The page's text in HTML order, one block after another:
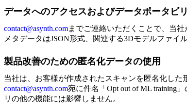
データへのアクセスおよびデータポータビ
contact@asynth.comまでご連絡いただくことで、当
メタデータはJSON形式、関連する3Dモデルファイ
製品改善のための匿名化データの使用
当社は、お客様が作成されたスキャンを匿名化し
contact@asynth.com宛に件名「Opt out of ML training
リの他の機能には影響しません。